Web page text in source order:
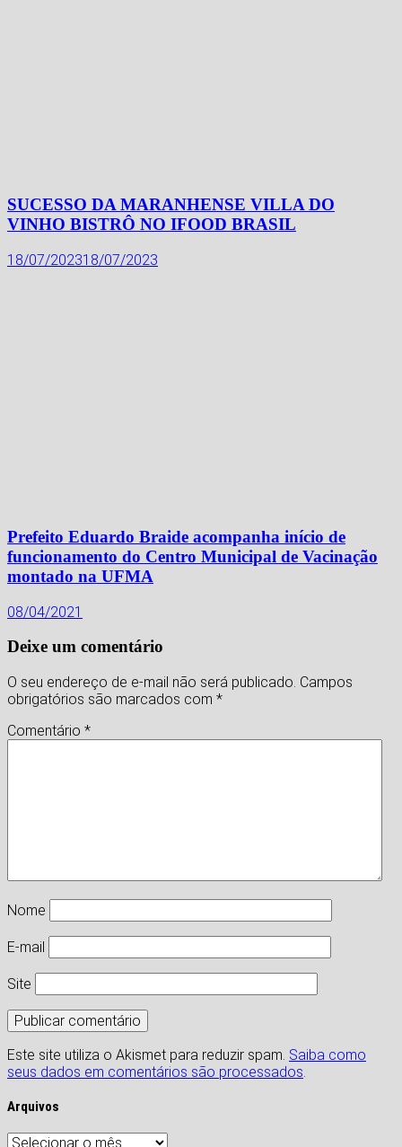
SUCESSO DA MARANHENSE VILLA DO
VINHO BISTRÔ NO IFOOD BRASIL
18/07/202318/07/2023
Prefeito Eduardo Braide acompanha início de
funcionamento do Centro Municipal de Vacinação
montado na UFMA
08/04/2021
Deixe um comentário
O seu endereço de e-mail não será publicado. Campos
obrigatórios são marcados com *
Comentário *
Nome
E-mail
Site
Este site utiliza o Akismet para reduzir spam. Saiba como
seus dados em comentários são processados.
Arquivos
Arquivos